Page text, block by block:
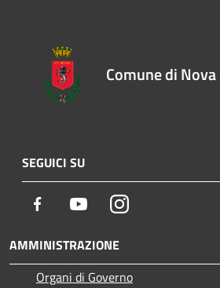
Comune di
SEGUICI SU
Facebook YoutubeInstagram
AMMINISTRAZIONE
Organi di Governo